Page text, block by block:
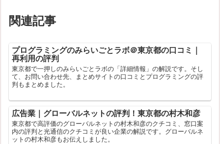
関連記事
プログラミングのみらいごとラボ＠東京都の口コミ｜
再利用の評判
東京都で一押しのみらいごとラボの「詳細情報」の解説です。そし
て、お問い合わせ先、まとめサイトの口コミとプログラミングの評
判もまとめました。
広告業｜グローバルネットの評判！東京都の村木和彦
東京都で高評価のグローバルネットの村木和彦のクチコミ、窓口案
内の評判と光通信のクチコミが良い企業の解説です。グローバルネ
ットの村木和彦もお伝えしました。